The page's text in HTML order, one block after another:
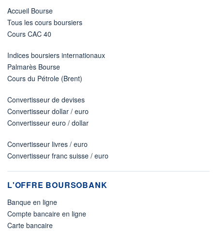
Accueil Bourse
Tous les cours boursiers
Cours CAC 40
Indices boursiers internationaux
Palmarès Bourse
Cours du Pétrole (Brent)
Convertisseur de devises
Convertisseur dollar / euro
Convertisseur euro / dollar
Convertisseur livres / euro
Convertisseur franc suisse / euro
L'OFFRE BOURSOBANK
Banque en ligne
Compte bancaire en ligne
Carte bancaire